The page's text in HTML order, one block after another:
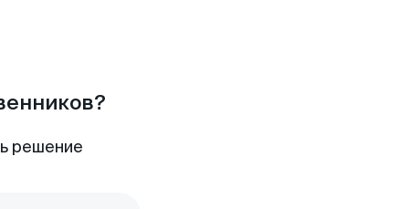
решение